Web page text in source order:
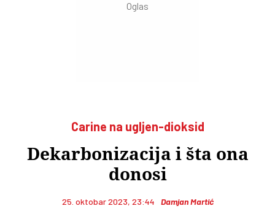
Carine na ugljen-dioksid
Dekarbonizacija i šta ona
donosi
25. oktobar 2023, 23:44 Damjan Martić